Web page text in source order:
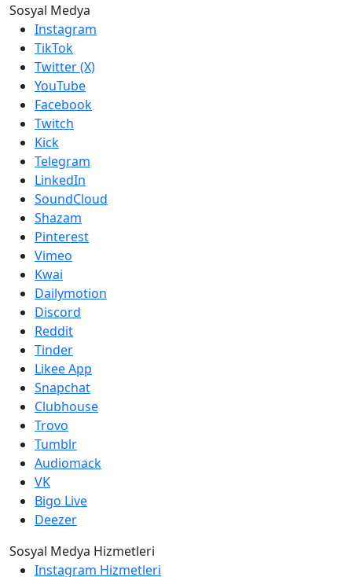
Sosyal Medya
Instagram
TikTok
Twitter (X)
YouTube
Facebook
Twitch
Kick
Telegram
LinkedIn
SoundCloud
Shazam
Pinterest
Vimeo
Kwai
Dailymotion
Discord
Reddit
Tinder
Likee App
Snapchat
Clubhouse
Trovo
Tumblr
Audiomack
VK
Bigo Live
Deezer
Sosyal Medya Hizmetleri
Instagram Hizmetleri